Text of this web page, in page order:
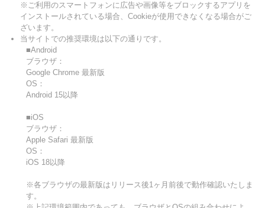
※ご利用のスマートフォンに広告や画像等をブロックするアプリを
インストールされている場合、Cookieが使用できなくなる場合がご
ざいます。
当サイトでの推奨環境は以下の通りです。
■Android
ブラウザ：
Google Chrome 最新版
OS：
Android 15以降
■iOS
ブラウザ：
Apple Safari 最新版
OS：
iOS 18以降
※各ブラウザの最新版はリリース後1ヶ月前後で動作確認いたしま
す。